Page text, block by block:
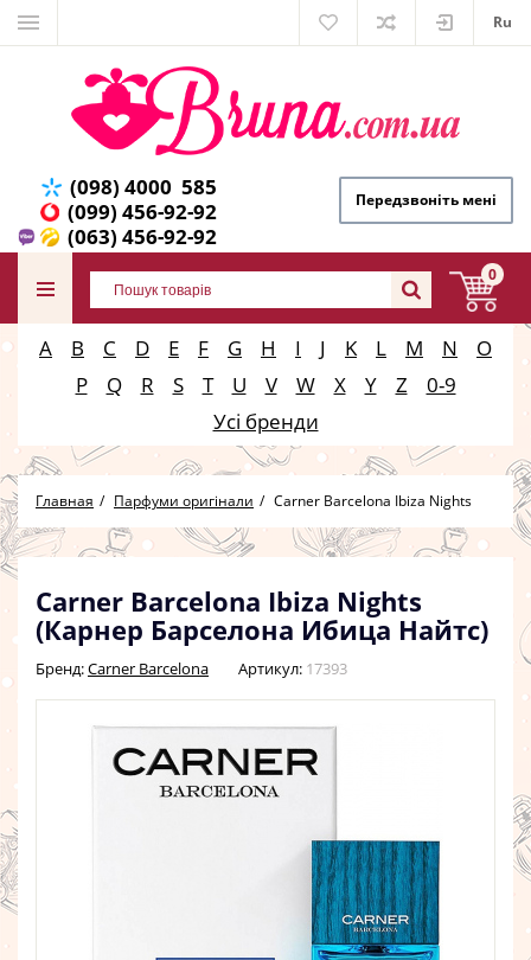
Ru
(098) 4000 585
(099) 456-92-92
(063) 456-92-92
Передзвоніть мені
0
A B C D E F G H I J K L M N
O
P
Q R S T U V W X Y Z
0-9
Усі бренди
Главная Парфуми оригінали Carner Barcelona Ibiza Nights
Carner Barcelona Ibiza Nights
(Карнер Барселона Ибица Найтс)
Бренд:Carner Barcelona Артикул: 17393